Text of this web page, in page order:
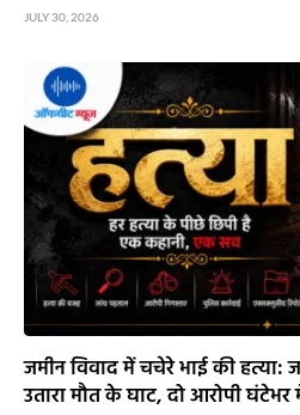
JULY 30, 2026
जमीन विवाद में चचेरे भाई की हत्या:
उतारा मौत के घाट, दो आरोपी घंटेभर